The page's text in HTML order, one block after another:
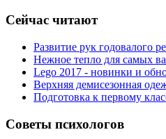
Сейчас читают
Развитие рук годовалого
Нежное тепло для самых
Lego 2017 - новинки и
Верхняя демисезонная
Подготовка к первому
Советы психологов